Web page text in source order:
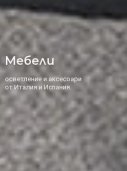
Елегантни
Решения за дома
заведението, офиса и градината.